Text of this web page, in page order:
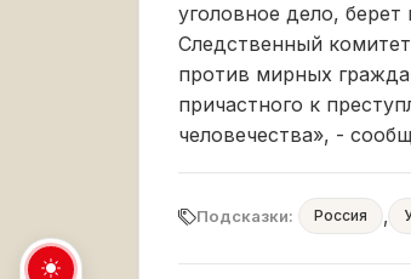
уголовное дело,
Следственный
против мирных
причастного к
человечества», -
Подсказки: Россия ,